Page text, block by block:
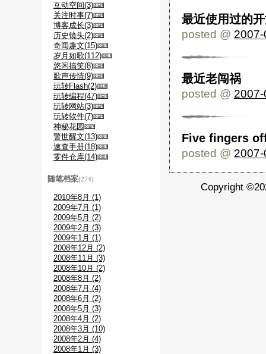
最近使用过的
posted @
最近老闯祸
posted @
Five fingers
posted @
Copyright
互动空间(3)
关注时事(7)
博客成长(3)
历史镜头(2)
奇闻趣文(15)
岁月如歌(112)
悠闲搞笑(8)
歌声传情(9)
玩转Flash(2)
玩转编程(47)
玩转网站(3)
玩转软件(7)
神秘花园
警世醒文(13)
速查手册(18)
零件仓库(14)
随笔档案(274)
2010年8月 (1)
2009年7月 (1)
2009年5月 (2)
2009年2月 (3)
2009年1月 (1)
2008年12月 (2)
2008年11月 (3)
2008年10月 (2)
2008年8月 (2)
2008年7月 (4)
2008年6月 (2)
2008年5月 (3)
2008年4月 (2)
2008年3月 (10)
2008年2月 (4)
2008年1月 (3)